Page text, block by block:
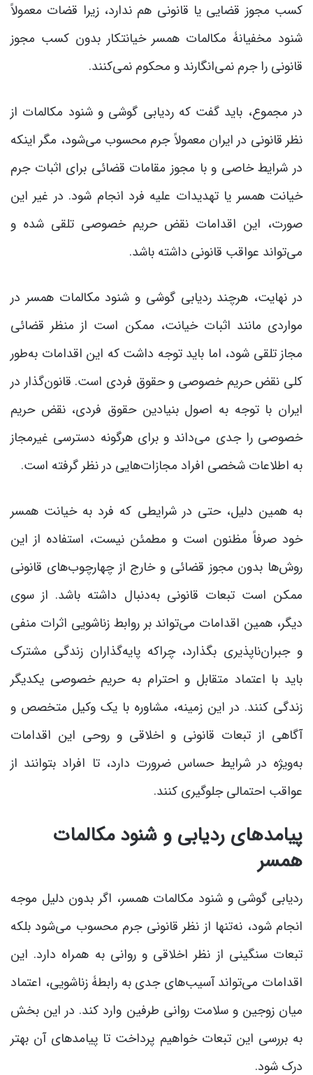
کسب مجوز قضایی یا قانونی هم ندارد، زیرا قضات معمولاً
شنود مخفیانۀ مکالمات همسر خیانتکار بدون کسب مجوز
قانونی را جرم نمی‌انگارند و محکوم نمی‌کنند.
در مجموع، باید گفت که ردیابی گوشی و شنود مکالمات از
نظر قانونی در ایران معمولاً جرم محسوب می‌شود، مگر اینکه
در شرایط خاصی و با مجوز مقامات قضائی برای اثبات جرم
خیانت همسر یا تهدیدات علیه فرد انجام شود. در غیر این
صورت، این اقدامات نقض حریم خصوصی تلقی شده و
می‌تواند عواقب قانونی داشته باشد.
در نهایت، هرچند ردیابی گوشی و شنود مکالمات همسر در
مواردی مانند اثبات خیانت، ممکن است از منظر قضائی
مجاز تلقی شود، اما باید توجه داشت که این اقدامات به‌طور
کلی نقض حریم خصوصی و حقوق فردی است. قانون‌گذار در
ایران با توجه به اصول بنیادین حقوق فردی، نقض حریم
خصوصی را جدی می‌داند و برای هرگونه دسترسی غیرمجاز
به اطلاعات شخصی افراد مجازات‌هایی در نظر گرفته است.
به همین دلیل، حتی در شرایطی که فرد به خیانت همسر
خود صرفاً مظنون است و مطمئن نیست، استفاده از این
روش‌ها بدون مجوز قضائی و خارج از چهارچوب‌های قانونی
ممکن است تبعات قانونی به‌دنبال داشته باشد. از سوی
دیگر، همین اقدامات می‌تواند بر روابط زناشویی اثرات منفی
و جبران‌ناپذیری بگذارد، چراکه پایه‌گذاران زندگی مشترک
باید با اعتماد متقابل و احترام به حریم خصوصی یکدیگر
زندگی کنند. در این زمینه، مشاوره با یک وکیل متخصص و
آگاهی از تبعات قانونی و اخلاقی و روحی این اقدامات
به‌ویژه در شرایط حساس ضرورت دارد، تا افراد بتوانند از
عواقب احتمالی جلوگیری کنند.
پیامدهای ردیابی و شنود مکالمات
همسر
ردیابی گوشی و شنود مکالمات همسر، اگر بدون دلیل موجه
انجام شود، نه‌تنها از نظر قانونی جرم محسوب می‌شود بلکه
تبعات سنگینی از نظر اخلاقی و روانی به همراه دارد. این
اقدامات می‌تواند آسیب‌های جدی به رابطۀ زناشویی، اعتماد
میان زوجین و سلامت روانی طرفین وارد کند. در این بخش
به بررسی این تبعات خواهیم پرداخت تا پیامدهای آن بهتر
درک شود.